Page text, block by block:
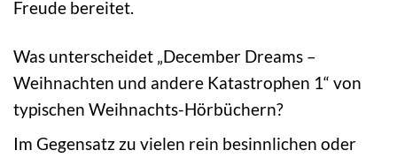
Freude bereitet.
Was unterscheidet „December Dreams –
Weihnachten und andere Katastrophen 1“ von
typischen Weihnachts-Hörbüchern?
Im Gegensatz zu vielen rein besinnlichen oder